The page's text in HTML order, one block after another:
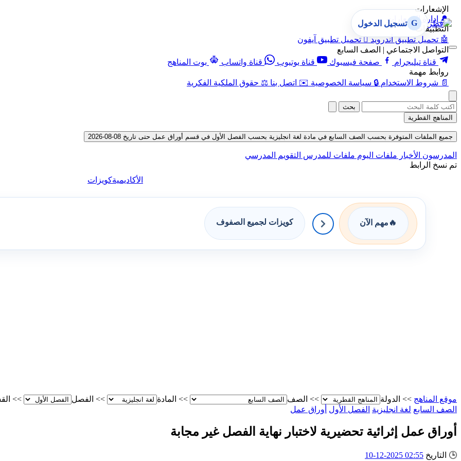
الإشعارات
🔔 إدارة الإشعارات
التطبيقات
🤖 تحميل تطبيق أندرويد  تحميل تطبيق آيفون
التواصل الاجتماعي | الصف السابع
قناة تيليجرام
صفحة فيسبوك قناة يوتيوب قناة واتساب
بوت المناهج
روابط مهمة
📄 شروط الاستخدام 🔒 سياسة الخصوصية ✉️ اتصل بنا ⚖️ حقوق الملكية الفكرية
G تسجيل الدخول
بحث
المناهج القطرية
جميع الملفات المتوفرة بحسب الصف السابع في مادة لغة انجليزية بحسب الفصل الأول في قسم أوراق عمل حتى تاريخ 08-08-2026
المدرسون الأخبار ملفات اليوم ملفات للمدرس التقويم المدرسي
تم نسخ الرابط
الأكاديميةكويزات
🔥 مهم الآن كويزات لجميع الصفوف
موقع المناهج >> الدولة >> الصف >> المادة >> الفصل >>
الصف السابع لغة انجليزية الفصل الأول أوراق عمل
أوراق عمل إثرائية تحضيرية لاختبار نهاية الفصل غير مجابة
🕒 التاريخ 02:55 2025-12-10